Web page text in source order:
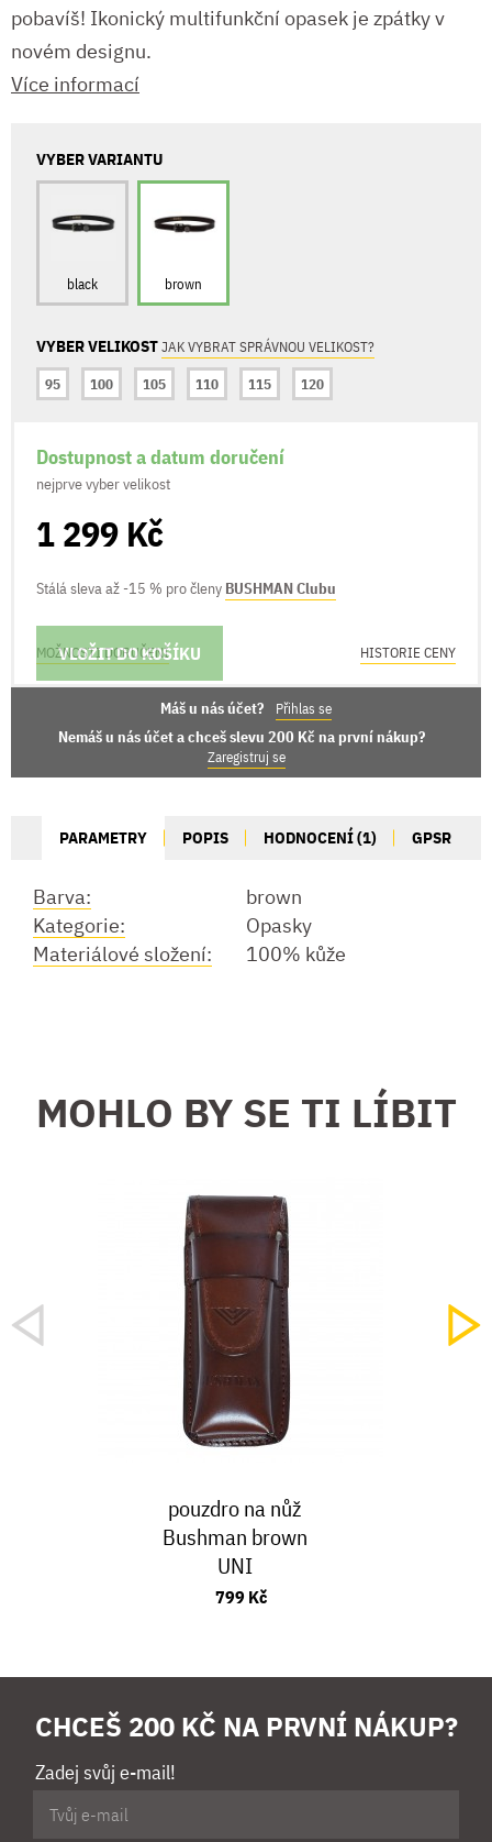
pobavíš! Ikonický multifunkční opasek je zpátky v
novém designu.
Více informací
VYBER VARIANTU
black brown
VYBER VELIKOSTJAK VYBRAT SPRÁVNOU VELIKOST?
95
100 105 110 115 120
Dostupnost a datum doručení
nejprve vyber velikost
1 299 Kč
Stálá sleva až -15 % pro členy BUSHMAN Clubu
VLOŽIT DO KOŠÍKU
MOŽNOSTI DORUČENÍ HISTORIE CENY
Máš u nás účet? Přihlas se
Nemáš u nás účet a chceš slevu 200 Kč na první nákup?
Zaregistruj se
PARAMETRY POPIS HODNOCENÍ (1) GPSR
Barva:
brown
Kategorie:
Opasky
Materiálové složení:
100% kůže
MOHLO BY SE TI LÍBIT
pouzdro na nůž
Bushman brown
UNI
799 Kč
CHCEŠ 200 KČ NA PRVNÍ NÁKUP?
Zadej svůj e-mail!